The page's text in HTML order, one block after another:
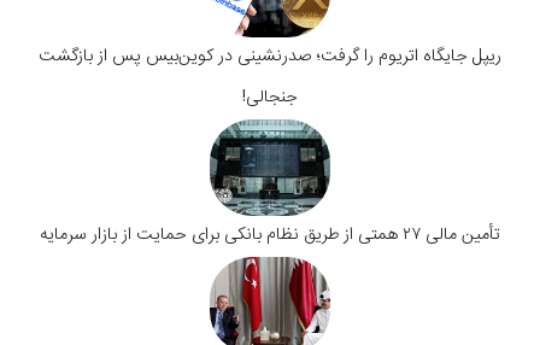
ریپل جایگاه اتریوم را گرفت؛ صدرنشینی در کوین‌بیس پس از بازگشت
جنجالی!
تأمین مالی ۲۷ همتی از طریق نظام بانکی برای حمایت از بازار سرمایه